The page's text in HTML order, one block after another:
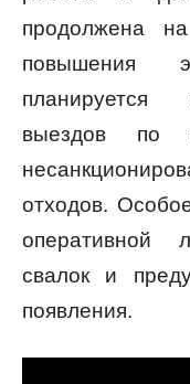
продолжена
повышения
планируется
выездов по
отходов.
оперативной
свалок и
появления.